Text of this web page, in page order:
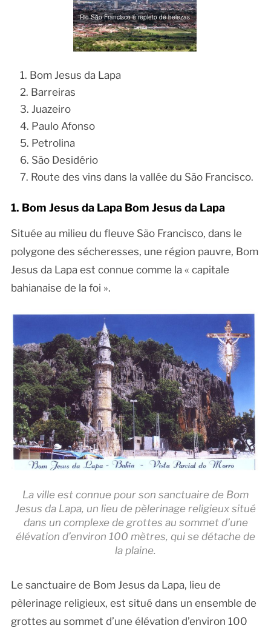
Rio São Francisco é repleto de belezas
Bom Jesus da Lapa
Barreiras
Juazeiro
Paulo Afonso
Petrolina
São Desidério
Route des vins dans la vallée du São Francisco.
1. Bom Jesus da Lapa Bom Jesus da Lapa
Située au milieu du fleuve São Francisco, dans le
polygone des sécheresses, une région pauvre, Bom
Jesus da Lapa est connue comme la « capitale
bahianaise de la foi ».
La ville est connue pour son sanctuaire de Bom
Jesus da Lapa, un lieu de pèlerinage religieux situé
dans un complexe de grottes au sommet d’une
élévation d’environ 100 mètres, qui se détache de
la plaine.
Le sanctuaire de Bom Jesus da Lapa, lieu de
pèlerinage religieux, est situé dans un ensemble de
grottes au sommet d’une élévation d’environ 100